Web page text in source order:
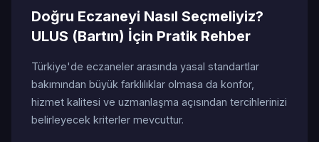
Doğru Eczaneyi Nasıl Seçmeliyiz?
ULUS (Bartın) İçin Pratik Rehber
Türkiye'de eczaneler arasında yasal standartlar
bakımından büyük farklılıklar olmasa da konfor,
hizmet kalitesi ve uzmanlaşma açısından tercihlerinizi
belirleyecek kriterler mevcuttur.